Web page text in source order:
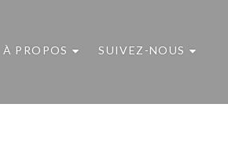
À PROPOS SUIVEZ-NOUS